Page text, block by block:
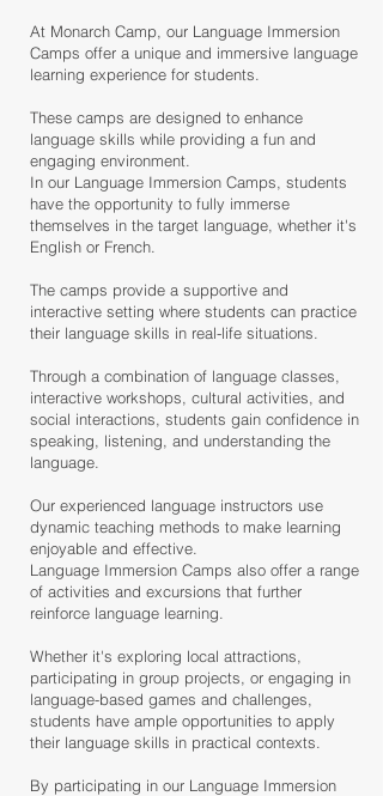
At Monarch Camp, our Language Immersion
Camps offer a unique and immersive language
learning experience for students.
These camps are designed to enhance
language skills while providing a fun and
engaging environment.
In our Language Immersion Camps, students
have the opportunity to fully immerse
themselves in the target language, whether it's
English or French.
The camps provide a supportive and
interactive setting where students can practice
their language skills in real-life situations.
Through a combination of language classes,
interactive workshops, cultural activities, and
social interactions, students gain confidence in
speaking, listening, and understanding the
language.
Our experienced language instructors use
dynamic teaching methods to make learning
enjoyable and effective.
Language Immersion Camps also offer a range
of activities and excursions that further
reinforce language learning.
Whether it's exploring local attractions,
participating in group projects, or engaging in
language-based games and challenges,
students have ample opportunities to apply
their language skills in practical contexts.
By participating in our Language Immersion